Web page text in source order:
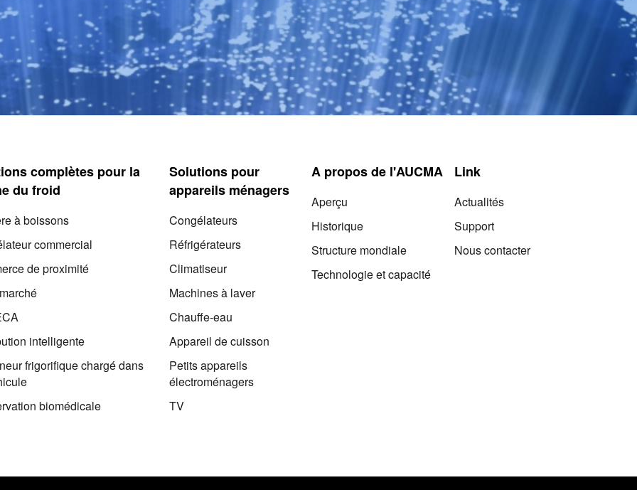
complètes pour la
du froid
à boissons
commercial
de proximité
intelligente
frigorifique chargé dans
biomédicale
Solutions pour
appareils ménagers
Congélateurs
Réfrigérateurs
Climatiseur
Machines à laver
Chauffe-eau
Appareil de cuisson
Petits appareils
électroménagers
TV
A propos de l'AUCMA
Aperçu
Historique
Structure mondiale
Technologie et capacité
Link
Actualités
Support
Nous contacter